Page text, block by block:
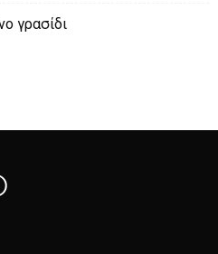
γρασίδι